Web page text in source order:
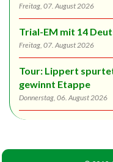
Freitag, 07. August 2026
Trial-EM mit 14
Freitag, 07. August 2026
Tour: Lippert
gewinnt Etappe
Donnerstag, 06. August 2026